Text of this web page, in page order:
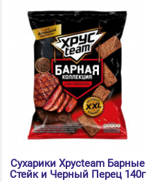
Сухарики Хрусteam Барные
Стейк и Черный Перец 140г